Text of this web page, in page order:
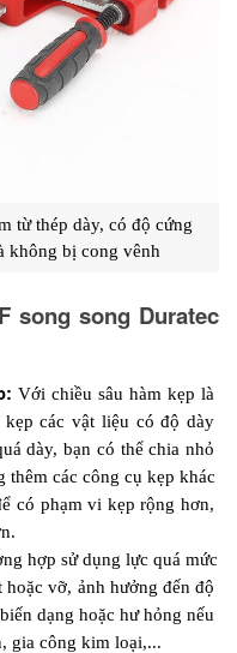
từ thép dày, có độ cứng
không bị cong vênh
song song Duratec
Với chiều sâu hàm kẹp là
các vật liệu có độ dày
dày, bạn có thể chia nhỏ
thêm các công cụ kẹp khác
có phạm vi kẹp rộng hơn,
hợp sử dụng lực quá mức
vỡ, ảnh hưởng đến độ
dạng hoặc hư hỏng nếu
gia công kim loại,...